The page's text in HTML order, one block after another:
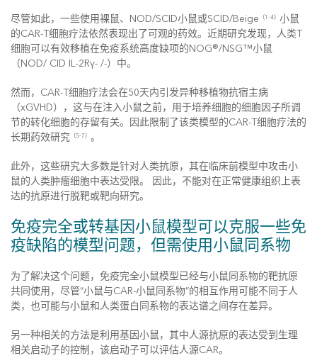
尽管如此，一些使用裸鼠、NOD/SCID小鼠或SCID/Beige （1-4） 小鼠
的CAR-T细胞疗法依然表现出了可观的药效。近期研究发现，人类T
细胞可以有效移植在免疫系统高度缺项的NOG®/NSG™小鼠
（NOD/ CID IL-2Rγ- /-）中。
然而，CAR-T细胞疗法会在50天内引发异种移植物抗宿主病
（xGVHD），这与在注入小鼠之前，用于培养细胞的细胞因子所调
节的转化细胞的存留有关。因此限制了该类模型的CAR-T细胞疗法的
长期药效研究 （5-7） 。
此外，这些研究大多数是针对人类抗原，其在临床前模型中攻击小
鼠的人类肿瘤细胞中表达受限。 因此，不能对在正常健康组织上表
达的抗原进行脱靶或靶向研究。
免疫完全或转基因小鼠模型可以克服一些免
疫缺陷的模型问题，但需使用小鼠同系物
为了解决这个问题，免疫完全小鼠模型已经与小鼠同系物的靶抗原
共同使用，尽管“小鼠与CAR-小鼠同系物”的相互作用可能不同于人
类，也可能与小鼠和人类蛋白同系物的表达谱之间存在差异。
另一种相关的方法是利用基因小鼠，其中人源抗原的表达受到生理
相关启动子的控制，该启动子可以评估人源CAR。